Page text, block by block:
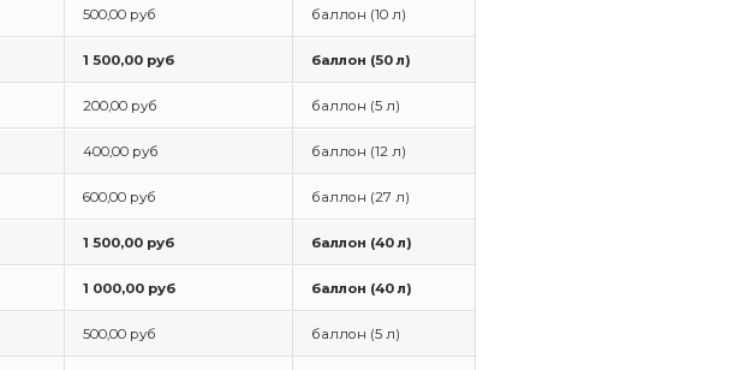
500,00 руб баллон (10 л)
1 500,00 руб баллон (50 л)
200,00 руб баллон (5 л)
400,00 руб баллон (12 л)
600,00 руб баллон (27 л)
1 500,00 руб баллон (40 л)
1 000,00 руб баллон (40 л)
500,00 руб баллон (5 л)